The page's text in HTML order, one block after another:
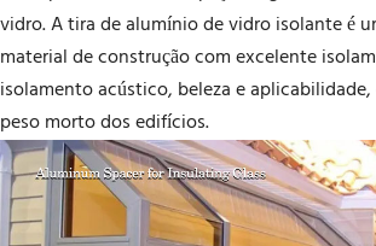
vidro. A tira de alumínio de vidro isolante é
material de construção com excelente
isolamento acústico, beleza e
peso morto dos edifícios.